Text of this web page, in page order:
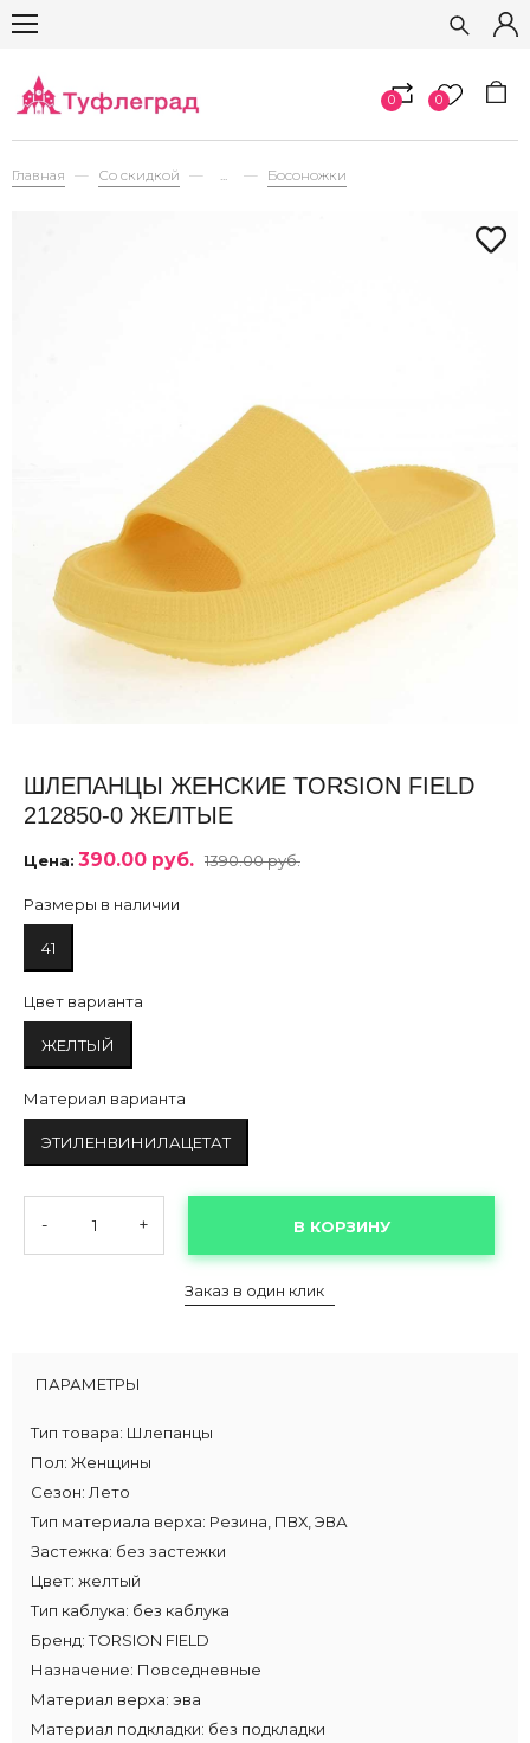
0 0
Главная Со скидкой ... Босоножки
ШЛЕПАНЦЫ ЖЕНСКИЕ TORSION FIELD
212850-0 ЖЕЛТЫЕ
Цена: 390.00 руб. 1390.00 руб.
Размеры в наличии
41
Цвет варианта
ЖЕЛТЫЙ
Материал варианта
ЭТИЛЕНВИНИЛАЦЕТАТ
- + В КОРЗИНУ
Заказ в один клик
ПАРАМЕТРЫ
Тип товара: Шлепанцы
Пол: Женщины
Сезон: Лето
Тип материала верха: Резина, ПВХ, ЭВА
Застежка: без застежки
Цвет: желтый
Тип каблука: без каблука
Бренд: TORSION FIELD
Назначение: Повседневные
Материал верха: эва
Материал подкладки: без подкладки